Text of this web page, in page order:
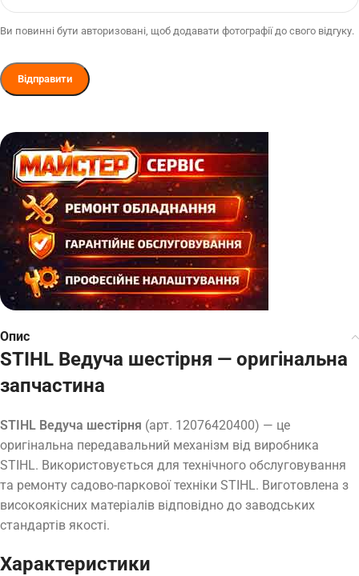
Ви повинні бути авторизовані, щоб додавати фотографії до свого відгуку.
Опис
STIHL Ведуча шестірня — оригінальна
запчастина
STIHL Ведуча шестірня (арт. 12076420400) — це
оригінальна передавальний механізм від виробника
STIHL. Використовується для технічного обслуговування
та ремонту садово-паркової техніки STIHL. Виготовлена з
високоякісних матеріалів відповідно до заводських
стандартів якості.
Характеристики